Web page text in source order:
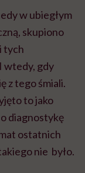
w ubiegłym
skupiono
tych
wtedy, gdy
z tego śmiali.
to jako
diagnostykę
ostatnich
nie było.